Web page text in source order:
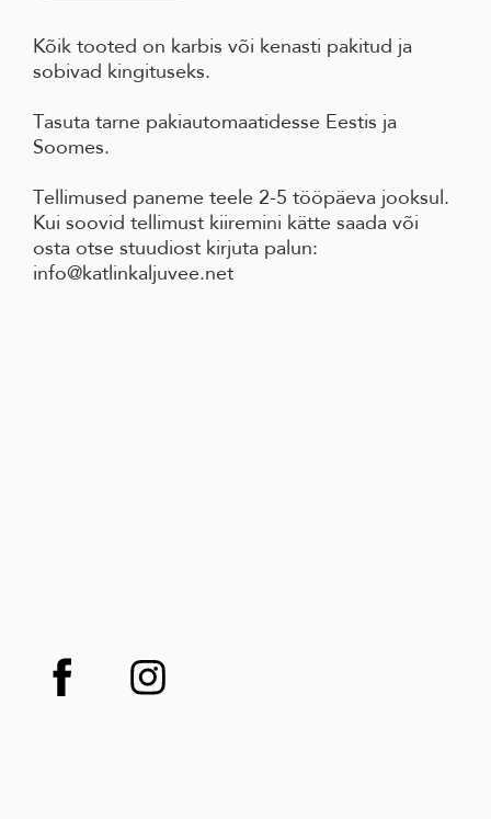
Kõik tooted on karbis või kenasti pakitud ja
sobivad kingituseks.
Tasuta tarne pakiautomaatidesse Eestis ja
Soomes.
Tellimused paneme teele 2-5 tööpäeva jooksul.
Kui soovid tellimust kiiremini kätte saada või
osta otse stuudiost kirjuta palun:
info@katlinkaljuvee.net